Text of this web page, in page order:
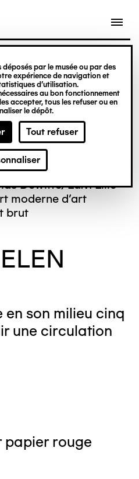
par le musée ou par des
expérience de navigation et
d’utilisation.
au bon fonctionnement
accepter, tous les refuser ou en
le dépôt.
Tout refuser
Dewitte/LaM Lille
moderne d’art
brut
son milieu cinq
une circulation
papier rouge